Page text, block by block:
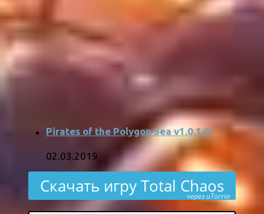
Pirates of the Polygon Sea v1.0.1.0
02.03.2019
Скачать игру Total Chaos
через uTorria